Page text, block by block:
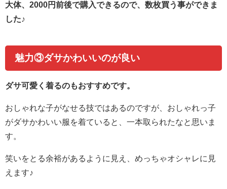
大体、2000円前後で購入できるので、数枚買う事ができま
した♪
魅力③ダサかわいいのが良い
ダサ可愛く着るのもおすすめです。
おしゃれな子がなせる技ではあるのですが、おしゃれっ子
がダサかわいい服を着ていると、一本取られたなと思いま
す。
笑いをとる余裕があるように見え、めっちゃオシャレに見
えます♪